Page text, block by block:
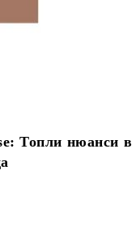
Топли нюанси в